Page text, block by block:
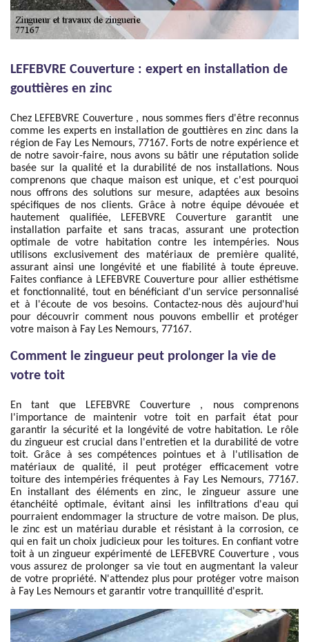
LEFEBVRE Couverture : expert en installation de
gouttières en zinc
Chez LEFEBVRE Couverture , nous sommes fiers d'être reconnus
comme les experts en installation de gouttières en zinc dans la
région de Fay Les Nemours, 77167. Forts de notre expérience et
de notre savoir-faire, nous avons su bâtir une réputation solide
basée sur la qualité et la durabilité de nos installations. Nous
comprenons que chaque maison est unique, et c'est pourquoi
nous offrons des solutions sur mesure, adaptées aux besoins
spécifiques de nos clients. Grâce à notre équipe dévouée et
hautement qualifiée, LEFEBVRE Couverture garantit une
installation parfaite et sans tracas, assurant une protection
optimale de votre habitation contre les intempéries. Nous
utilisons exclusivement des matériaux de première qualité,
assurant ainsi une longévité et une fiabilité à toute épreuve.
Faites confiance à LEFEBVRE Couverture pour allier esthétisme
et fonctionnalité, tout en bénéficiant d'un service personnalisé
et à l'écoute de vos besoins. Contactez-nous dès aujourd'hui
pour découvrir comment nous pouvons embellir et protéger
votre maison à Fay Les Nemours, 77167.
Comment le zingueur peut prolonger la vie de
votre toit
En tant que LEFEBVRE Couverture , nous comprenons
l'importance de maintenir votre toit en parfait état pour
garantir la sécurité et la longévité de votre habitation. Le rôle
du zingueur est crucial dans l'entretien et la durabilité de votre
toit. Grâce à ses compétences pointues et à l'utilisation de
matériaux de qualité, il peut protéger efficacement votre
toiture des intempéries fréquentes à Fay Les Nemours, 77167.
En installant des éléments en zinc, le zingueur assure une
étanchéité optimale, évitant ainsi les infiltrations d'eau qui
pourraient endommager la structure de votre maison. De plus,
le zinc est un matériau durable et résistant à la corrosion, ce
qui en fait un choix judicieux pour les toitures. En confiant votre
toit à un zingueur expérimenté de LEFEBVRE Couverture , vous
vous assurez de prolonger sa vie tout en augmentant la valeur
de votre propriété. N'attendez plus pour protéger votre maison
à Fay Les Nemours et garantir votre tranquillité d'esprit.